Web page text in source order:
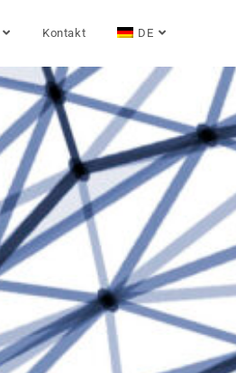
Kontakt DE